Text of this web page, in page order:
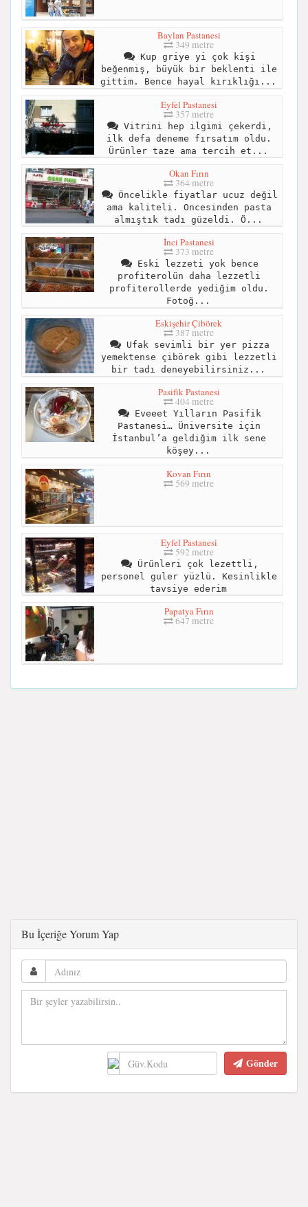
Baylan Pastanesi
349 metre
Kup griye yi çok kişi
beğenmiş, büyük bir beklenti ile
gittim. Bence hayal kırıklığı...
Eyfel Pastanesi
357 metre
Vitrini hep ilgimi çekerdi,
ilk defa deneme fırsatım oldu.
Ürünler taze ama tercih et...
Okan Fırın
364 metre
Öncelikle fiyatlar ucuz değil
ama kaliteli. Oncesinden pasta
almıştık tadı güzeldi. Ö...
İnci Pastanesi
373 metre
Eski lezzeti yok bence
profiterolün daha lezzetli
profiterollerde yediğim oldu.
Fotoğ...
Eskişehir Çibörek
387 metre
Ufak sevimli bir yer pizza
yemektense çibörek gibi lezzetli
bir tadı deneyebilirsiniz...
Pasifik Pastanesi
404 metre
Eveeet Yılların Pasifik
Pastanesi… Üniversite için
İstanbul’a geldiğim ilk sene
köşey...
Kovan Fırın
569 metre
Eyfel Pastanesi
592 metre
Ürünleri çok lezettli,
personel guler yüzlü. Kesinlikle
tavsiye ederim
Papatya Fırın
647 metre
Bu İçeriğe Yorum Yap
Gönder